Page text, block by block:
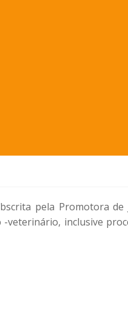
pela Promotora de
inclusive